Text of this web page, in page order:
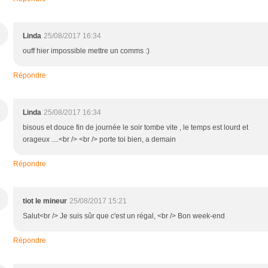
Linda 25/08/2017 16:34
ouff hier impossible mettre un comms :)
Répondre
Linda 25/08/2017 16:34
bisous et douce fin de journée le soir tombe vite , le temps est lourd et
orageux ....<br /> <br /> porte toi bien, a demain
Répondre
tiot le mineur 25/08/2017 15:21
Salut<br /> Je suis sûr que c'est un régal, <br /> Bon week-end
Répondre